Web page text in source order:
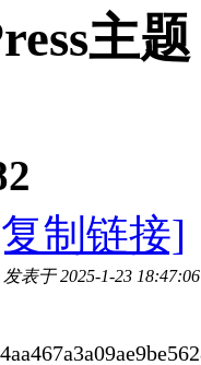
主题
制链接]
发表于 2025-1-23 18:47:06